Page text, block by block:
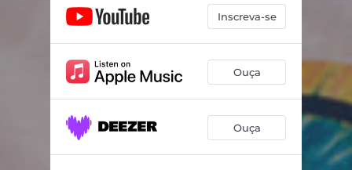
Moro Na Roça 03:27
Inscreva-se
Ouça
Ouça